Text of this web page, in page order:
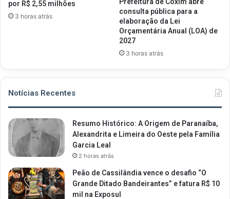
por R$ 2,55 milhões
3 horas atrás
consulta pública para a
elaboração da Lei
Orçamentária Anual (LOA) de
2027
3 horas atrás
Notícias Recentes
Resumo Histórico: A Origem de Paranaíba,
Alexandrita e Limeira do Oeste pela Família
Garcia Leal
2 horas atrás
Peão de Cassilândia vence o desafio “O
Grande Ditado Bandeirantes” e fatura R$ 10
mil na Exposul